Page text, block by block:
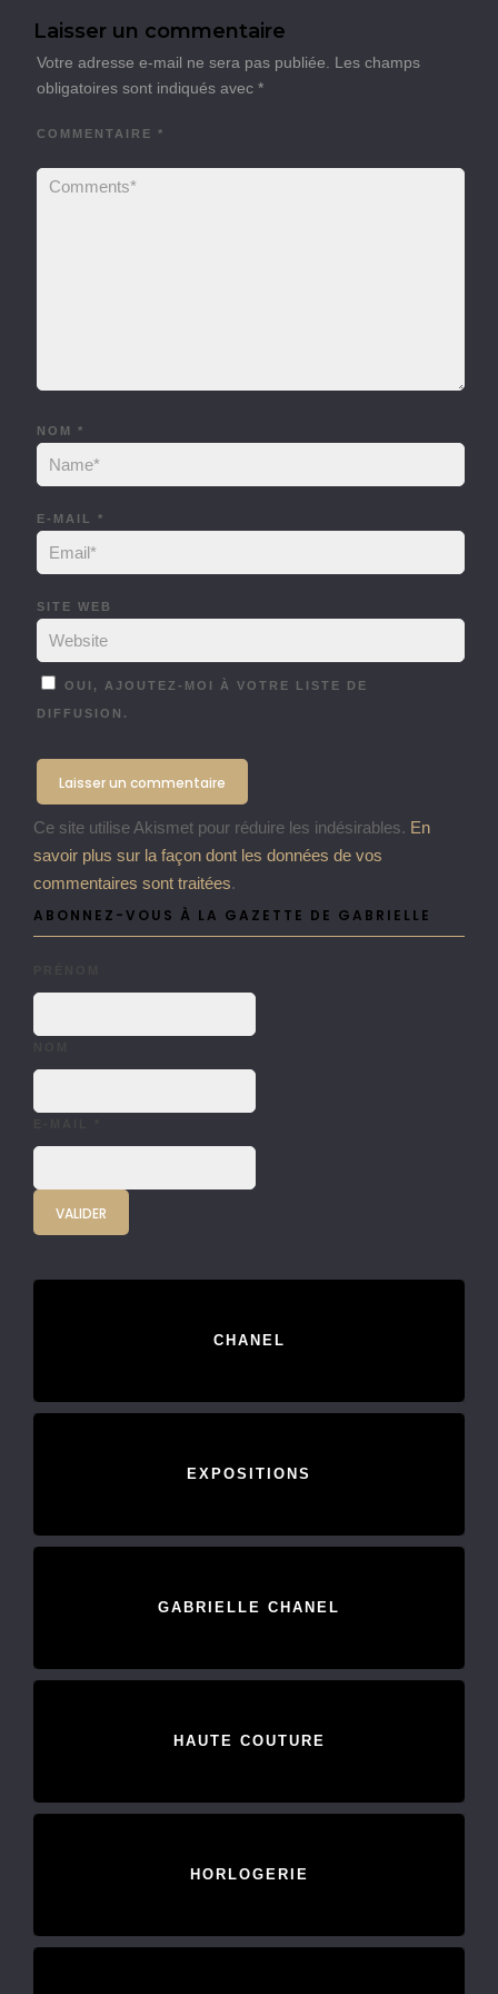
Laisser un commentaire
Votre adresse e-mail ne sera pas publiée.
Les champs
obligatoires sont indiqués avec *
COMMENTAIRE *
NOM *
E-MAIL *
SITE WEB
OUI, AJOUTEZ-MOI À VOTRE LISTE DE
DIFFUSION.
Ce site utilise Akismet pour réduire les indésirables. En
savoir plus sur la façon dont les données de vos
commentaires sont traitées.
ABONNEZ-VOUS À LA GAZETTE DE GABRIELLE
CHANEL
EXPOSITIONS
GABRIELLE CHANEL
HAUTE COUTURE
HORLOGERIE